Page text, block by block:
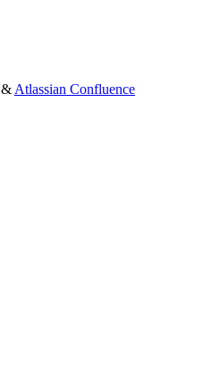
& Atlassian Confluence